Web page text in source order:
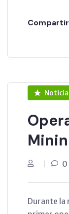
0
Durante la